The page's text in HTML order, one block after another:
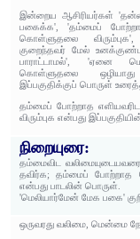
இன்றைய ஆசிரியர்கள்
பகைக்க', 'தம்மைப்
கொள்ளுதலை
குறைந்தவர் மேல்
பாராட்டாமல்', 'ஏனை
கொள்ளுதலை ஒழியாது
இப்பகுதிக்குப் பொருள்
தம்மைப் போற்றாத
விரும்புக என்பது
நிறையுரை:
தம்மைவிட
தவிர்க; தம்மைப் போற்றாத
என்பது பாடலின் பொருள்.
'மெலியார்மேன் மேக பகை'
ஒருவரது வலிமை, மென்மை